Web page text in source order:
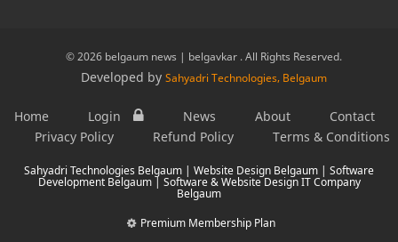
© 2026 belgaum news | belgavkar . All Rights Reserved.
Developed by Sahyadri Technologies, Belgaum
Home Login News About
Contact
Privacy Policy
Refund Policy Terms & Conditions
Sahyadri Technologies Belgaum | Website Design Belgaum | Software
Development Belgaum | Software & Website Design IT Company
Belgaum
Premium Membership Plan